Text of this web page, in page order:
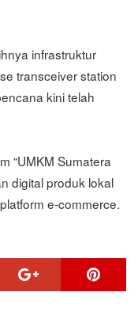
infrastruktur
transceiver station
kini telah
“UMKM Sumatera
digital produk lokal
e-commerce.